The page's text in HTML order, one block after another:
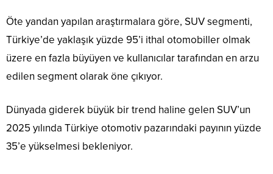
Öte yandan yapılan araştırmalara göre, SUV segmenti,
Türkiye’de yaklaşık yüzde 95’i ithal otomobiller olmak
üzere en fazla büyüyen ve kullanıcılar tarafından en arzu
edilen segment olarak öne çıkıyor.
Dünyada giderek büyük bir trend haline gelen SUV’un
2025 yılında Türkiye otomotiv pazarındaki payının yüzde
35’e yükselmesi bekleniyor.